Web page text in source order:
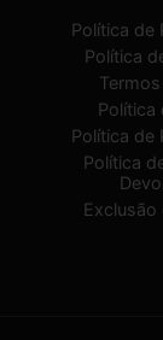
Política de
Política
Política
Política de
Política
Exclusão